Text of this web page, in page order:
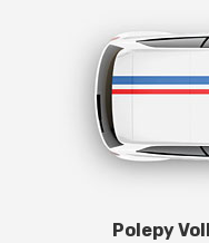
Polepy